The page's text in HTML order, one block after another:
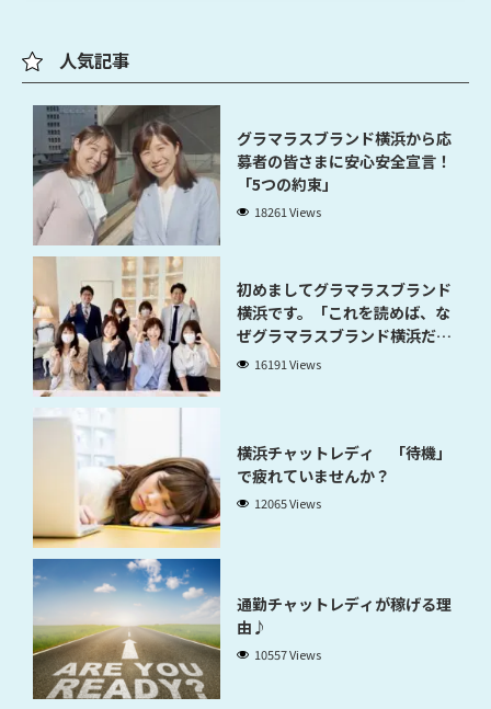
人気記事
グラマラスブランド横浜から応
募者の皆さまに安心安全宣言！
「5つの約束」
18261 Views
初めましてグラマラスブランド
横浜です。「これを読めば、な
ぜグラマラスブランド横浜だと
稼げるのかが分かります」
16191 Views
横浜チャットレディ 「待機」
で疲れていませんか？
12065 Views
通勤チャットレディが稼げる理
由♪
10557 Views